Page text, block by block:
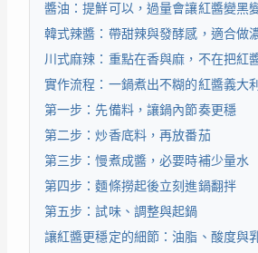
醬油：提鮮可以，過量會讓紅醬變黑
韓式辣醬：帶甜辣與發酵感，適合做
川式麻辣：重點在香與麻，不在把紅
實作流程：一鍋煮出不糊的紅醬義大
第一步：先備料，讓鍋內節奏更穩
第二步：炒香底料，再放番茄
第三步：慢煮成醬，必要時補少量水
第四步：麵條撈起後立刻進鍋翻拌
第五步：試味、調整與起鍋
讓紅醬更穩定的細節：油脂、酸度與